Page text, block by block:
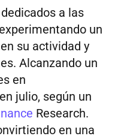
a las
un
su actividad y
Alcanzando un
en
julio, según un
Research.
en una